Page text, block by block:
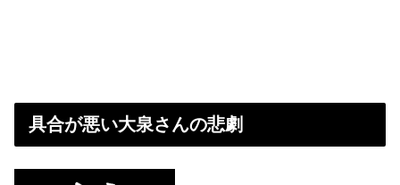
具合が悪い大泉さんの悲劇